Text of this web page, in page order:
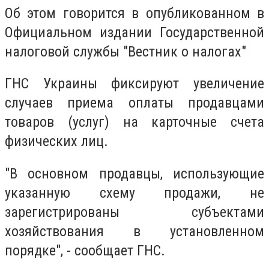
Об этом говорится в опубликованном в
Официальном издании Государственной
налоговой службы "Вестник о налогах"
ГНС Украины фиксируют увеличение
случаев приема оплаты продавцами
товаров (услуг) на карточные счета
физических лиц.
"В основном продавцы, использующие
указанную схему продажи, не
зарегистрированы субъектами
хозяйствования в установленном
порядке", - сообщает ГНС.